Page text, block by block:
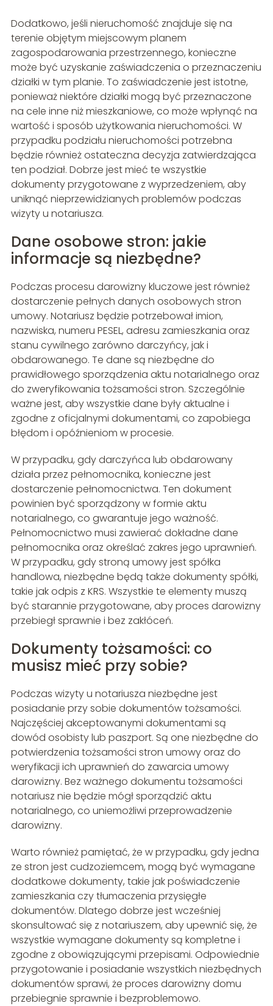
Dodatkowo, jeśli nieruchomość znajduje się na
terenie objętym miejscowym planem
zagospodarowania przestrzennego, konieczne
może być uzyskanie zaświadczenia o przeznaczeniu
działki w tym planie. To zaświadczenie jest istotne,
ponieważ niektóre działki mogą być przeznaczone
na cele inne niż mieszkaniowe, co może wpłynąć na
wartość i sposób użytkowania nieruchomości. W
przypadku podziału nieruchomości potrzebna
będzie również ostateczna decyzja zatwierdzająca
ten podział. Dobrze jest mieć te wszystkie
dokumenty przygotowane z wyprzedzeniem, aby
uniknąć nieprzewidzianych problemów podczas
wizyty u notariusza.
Dane osobowe stron: jakie
informacje są niezbędne?
Podczas procesu darowizny kluczowe jest również
dostarczenie pełnych danych osobowych stron
umowy. Notariusz będzie potrzebował imion,
nazwiska, numeru PESEL, adresu zamieszkania oraz
stanu cywilnego zarówno darczyńcy, jak i
obdarowanego. Te dane są niezbędne do
prawidłowego sporządzenia aktu notarialnego oraz
do zweryfikowania tożsamości stron. Szczególnie
ważne jest, aby wszystkie dane były aktualne i
zgodne z oficjalnymi dokumentami, co zapobiega
błędom i opóźnieniom w procesie.
W przypadku, gdy darczyńca lub obdarowany
działa przez pełnomocnika, konieczne jest
dostarczenie pełnomocnictwa. Ten dokument
powinien być sporządzony w formie aktu
notarialnego, co gwarantuje jego ważność.
Pełnomocnictwo musi zawierać dokładne dane
pełnomocnika oraz określać zakres jego uprawnień.
W przypadku, gdy stroną umowy jest spółka
handlowa, niezbędne będą także dokumenty spółki,
takie jak odpis z KRS. Wszystkie te elementy muszą
być starannie przygotowane, aby proces darowizny
przebiegł sprawnie i bez zakłóceń.
Dokumenty tożsamości: co
musisz mieć przy sobie?
Podczas wizyty u notariusza niezbędne jest
posiadanie przy sobie dokumentów tożsamości.
Najczęściej akceptowanymi dokumentami są
dowód osobisty lub paszport. Są one niezbędne do
potwierdzenia tożsamości stron umowy oraz do
weryfikacji ich uprawnień do zawarcia umowy
darowizny. Bez ważnego dokumentu tożsamości
notariusz nie będzie mógł sporządzić aktu
notarialnego, co uniemożliwi przeprowadzenie
darowizny.
Warto również pamiętać, że w przypadku, gdy jedna
ze stron jest cudzoziemcem, mogą być wymagane
dodatkowe dokumenty, takie jak poświadczenie
zamieszkania czy tłumaczenia przysięgłe
dokumentów. Dlatego dobrze jest wcześniej
skonsultować się z notariuszem, aby upewnić się, że
wszystkie wymagane dokumenty są kompletne i
zgodne z obowiązującymi przepisami. Odpowiednie
przygotowanie i posiadanie wszystkich niezbędnych
dokumentów sprawi, że proces darowizny domu
przebiegnie sprawnie i bezproblemowo.